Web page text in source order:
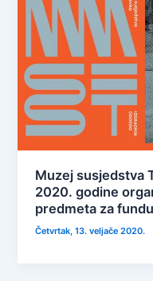
Muzej susjedstva
2020. godine
predmeta za
Četvrtak, 13. veljače 2020.